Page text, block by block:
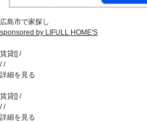
広島市で家探し
sponsored by LIFULL HOME'S
賃貸[] /
//
詳細を見る
賃貸[] /
//
詳細を見る